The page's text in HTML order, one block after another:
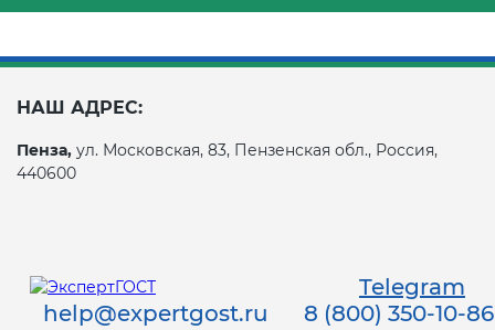
НАШ АДРЕС:
Пенза, ул. Московская, 83, Пензенская обл., Россия,
440600
Telegram
help@expertgost.ru
8 (800) 350-10-86